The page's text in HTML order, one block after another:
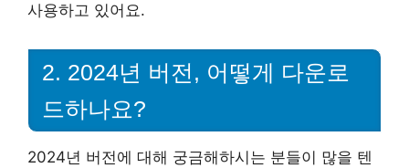
사용하고 있어요.
2. 2024년 버전, 어떻게 다운로
드하나요?
2024년 버전에 대해 궁금해하시는 분들이 많을 텐